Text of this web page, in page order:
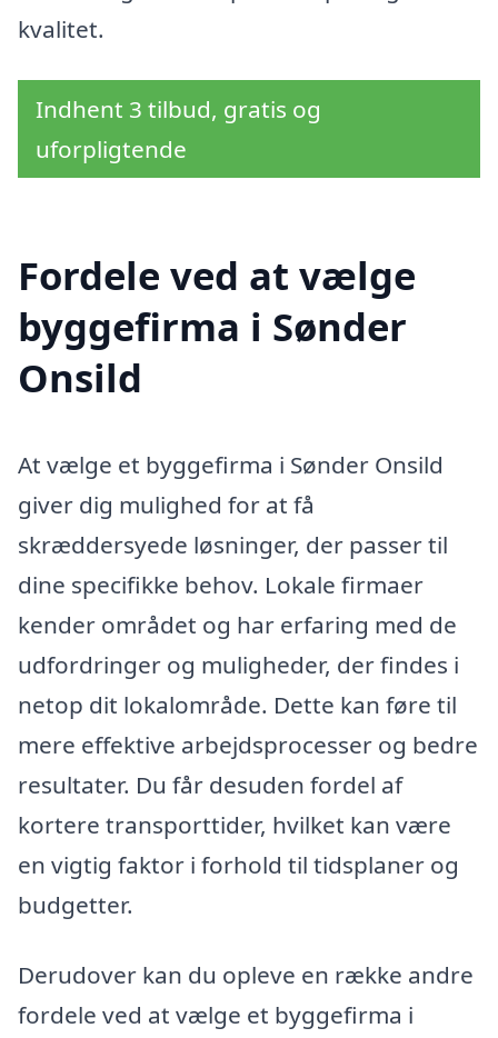
kvalitet.
Indhent 3 tilbud, gratis og
uforpligtende
Fordele ved at vælge
byggefirma i Sønder
Onsild
At vælge et byggefirma i Sønder Onsild
giver dig mulighed for at få
skræddersyede løsninger, der passer til
dine specifikke behov. Lokale firmaer
kender området og har erfaring med de
udfordringer og muligheder, der findes i
netop dit lokalområde. Dette kan føre til
mere effektive arbejdsprocesser og bedre
resultater. Du får desuden fordel af
kortere transporttider, hvilket kan være
en vigtig faktor i forhold til tidsplaner og
budgetter.
Derudover kan du opleve en række andre
fordele ved at vælge et byggefirma i